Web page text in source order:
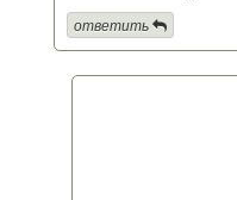
ответить